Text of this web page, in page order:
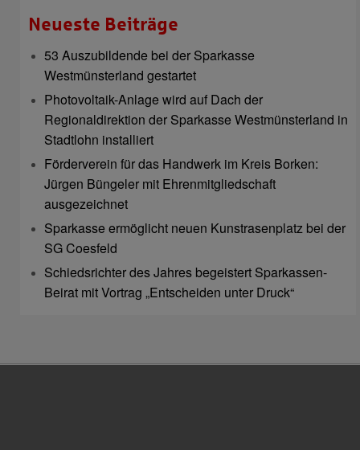
Neueste Beiträge
53 Auszubildende bei der Sparkasse
Westmünsterland gestartet
Photovoltaik-Anlage wird auf Dach der
Regionaldirektion der Sparkasse Westmünsterland in
Stadtlohn installiert
Förderverein für das Handwerk im Kreis Borken:
Jürgen Büngeler mit Ehrenmitgliedschaft
ausgezeichnet
Sparkasse ermöglicht neuen Kunstrasenplatz bei der
SG Coesfeld
Schiedsrichter des Jahres begeistert Sparkassen-
Beirat mit Vortrag „Entscheiden unter Druck“